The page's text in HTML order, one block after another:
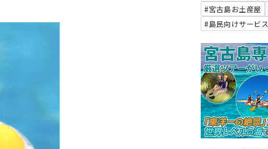
#宮古島お土産屋
#島民向けサービス